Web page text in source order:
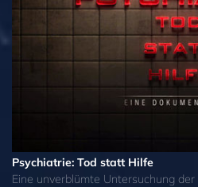
Psychiatrie: Tod statt Hilfe
Eine unverblümte Untersuchung